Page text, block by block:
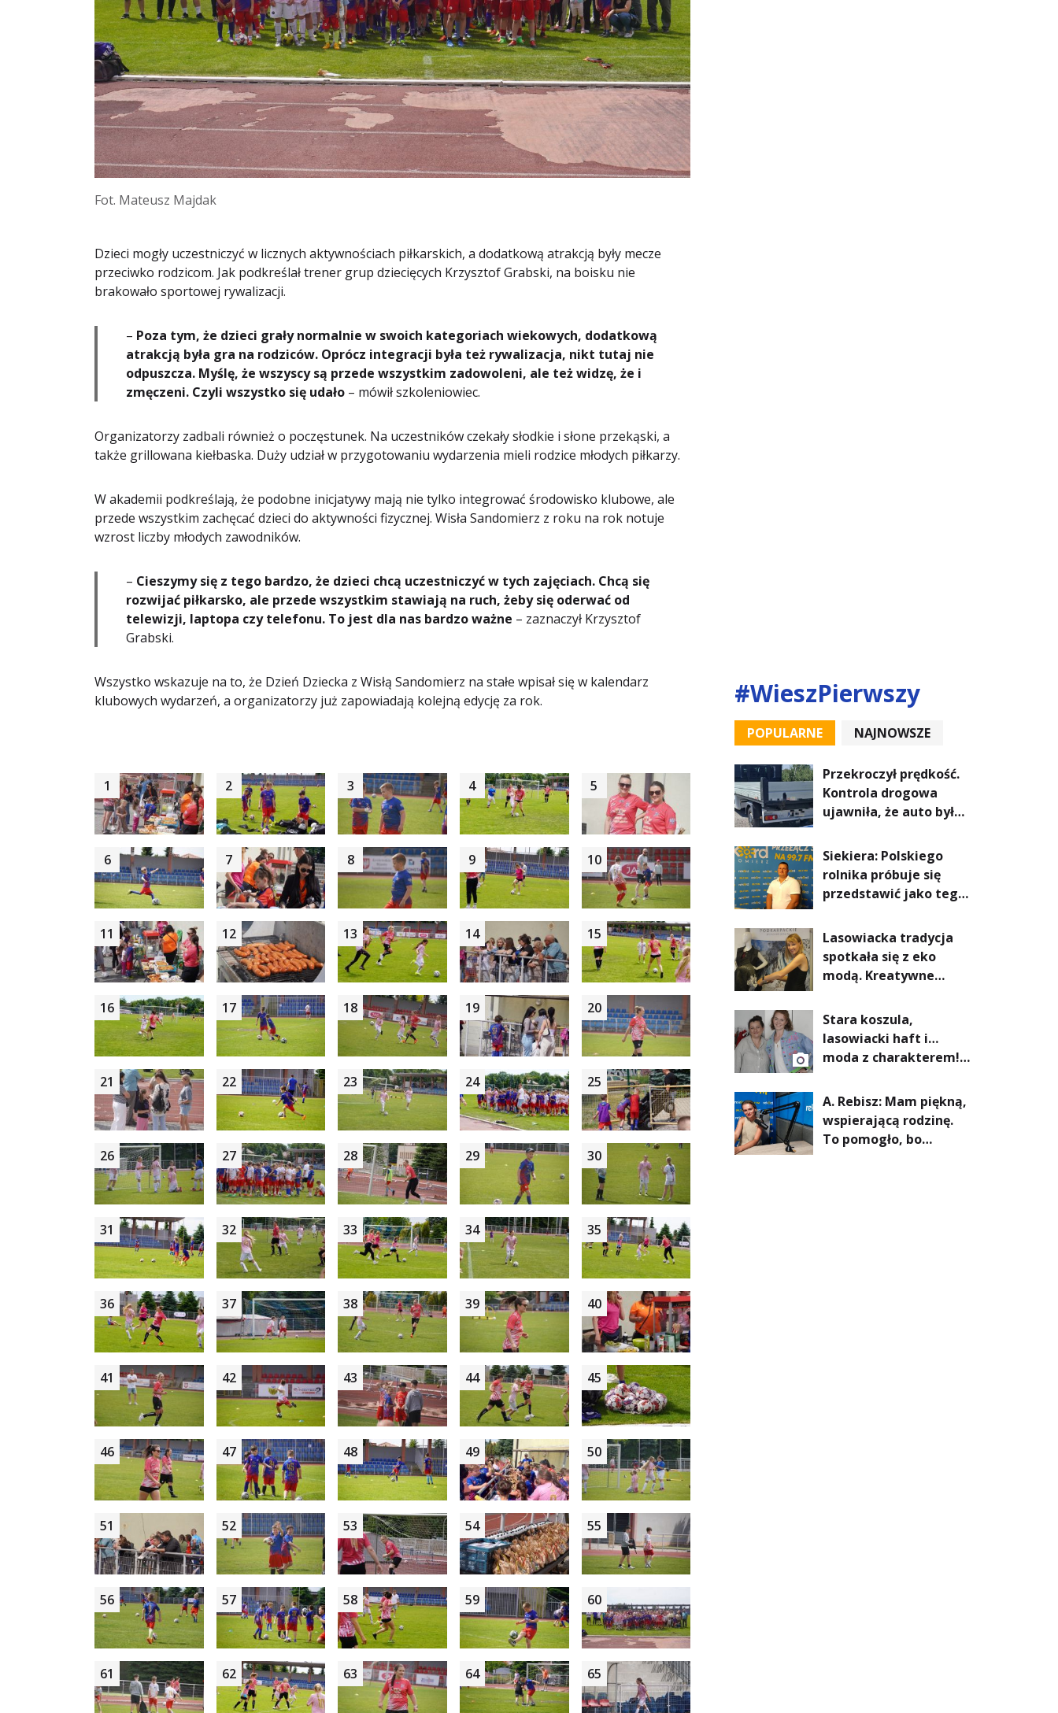
Fot. Mateusz Majdak
Dzieci mogły uczestniczyć w licznych aktywnościach piłkarskich, a dodatkową atrakcją były mecze
przeciwko rodzicom. Jak podkreślał trener grup dziecięcych Krzysztof Grabski, na boisku nie
brakowało sportowej rywalizacji.
– Poza tym, że dzieci grały normalnie w swoich kategoriach wiekowych, dodatkową
atrakcją była gra na rodziców. Oprócz integracji była też rywalizacja, nikt tutaj nie
odpuszcza. Myślę, że wszyscy są przede wszystkim zadowoleni, ale też widzę, że i
zmęczeni. Czyli wszystko się udało – mówił szkoleniowiec.
Organizatorzy zadbali również o poczęstunek. Na uczestników czekały słodkie i słone przekąski, a
także grillowana kiełbaska. Duży udział w przygotowaniu wydarzenia mieli rodzice młodych piłkarzy.
W akademii podkreślają, że podobne inicjatywy mają nie tylko integrować środowisko klubowe, ale
przede wszystkim zachęcać dzieci do aktywności fizycznej. Wisła Sandomierz z roku na rok notuje
wzrost liczby młodych zawodników.
– Cieszymy się z tego bardzo, że dzieci chcą uczestniczyć w tych zajęciach. Chcą się
rozwijać piłkarsko, ale przede wszystkim stawiają na ruch, żeby się oderwać od
telewizji, laptopa czy telefonu. To jest dla nas bardzo ważne – zaznaczył Krzysztof
Grabski.
Wszystko wskazuje na to, że Dzień Dziecka z Wisłą Sandomierz na stałe wpisał się w kalendarz
klubowych wydarzeń, a organizatorzy już zapowiadają kolejną edycję za rok.
1 2 3 4 5
6 7 8 9 10
11 12 13 14 15
16 17 18 19 20
21 22 23 24 25
26 27 28 29 30
31 32 33 34 35
36 37 38 39 40
41 42 43 44 45
46 47 48 49 50
51 52 53 54 55
56 57 58 59 60
61 62 63 64 65
#WieszPierwszy
POPULARNE
Przekroczył prędkość.
Kontrola drogowa
ujawniła, że auto było
Siekiera: Polskiego
rolnika próbuje się
przedstawić jako tego
prawda jest zupełnie
inna
Lasowiacka tradycja
spotkała się z eko
modą. Kreatywne
Artystycznej GA MON
Stara koszula,
lasowiacki haft i…
moda z charakterem!
w ramach NFW
A. Rebisz: Mam piękną,
wspierającą rodzinę.
To pomogło, bo
NAJNOWSZE